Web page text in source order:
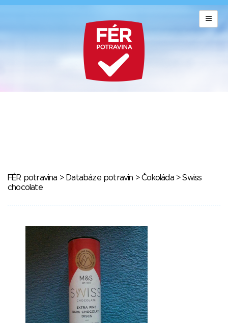
FÉR potravina > Databáze potravin >Čokoláda> Swiss
chocolate